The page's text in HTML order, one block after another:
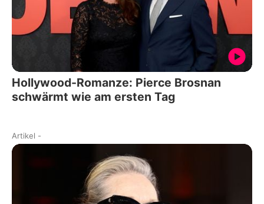
Hollywood-Romanze: Pierce Brosnan
schwärmt wie am ersten Tag
Artikel -